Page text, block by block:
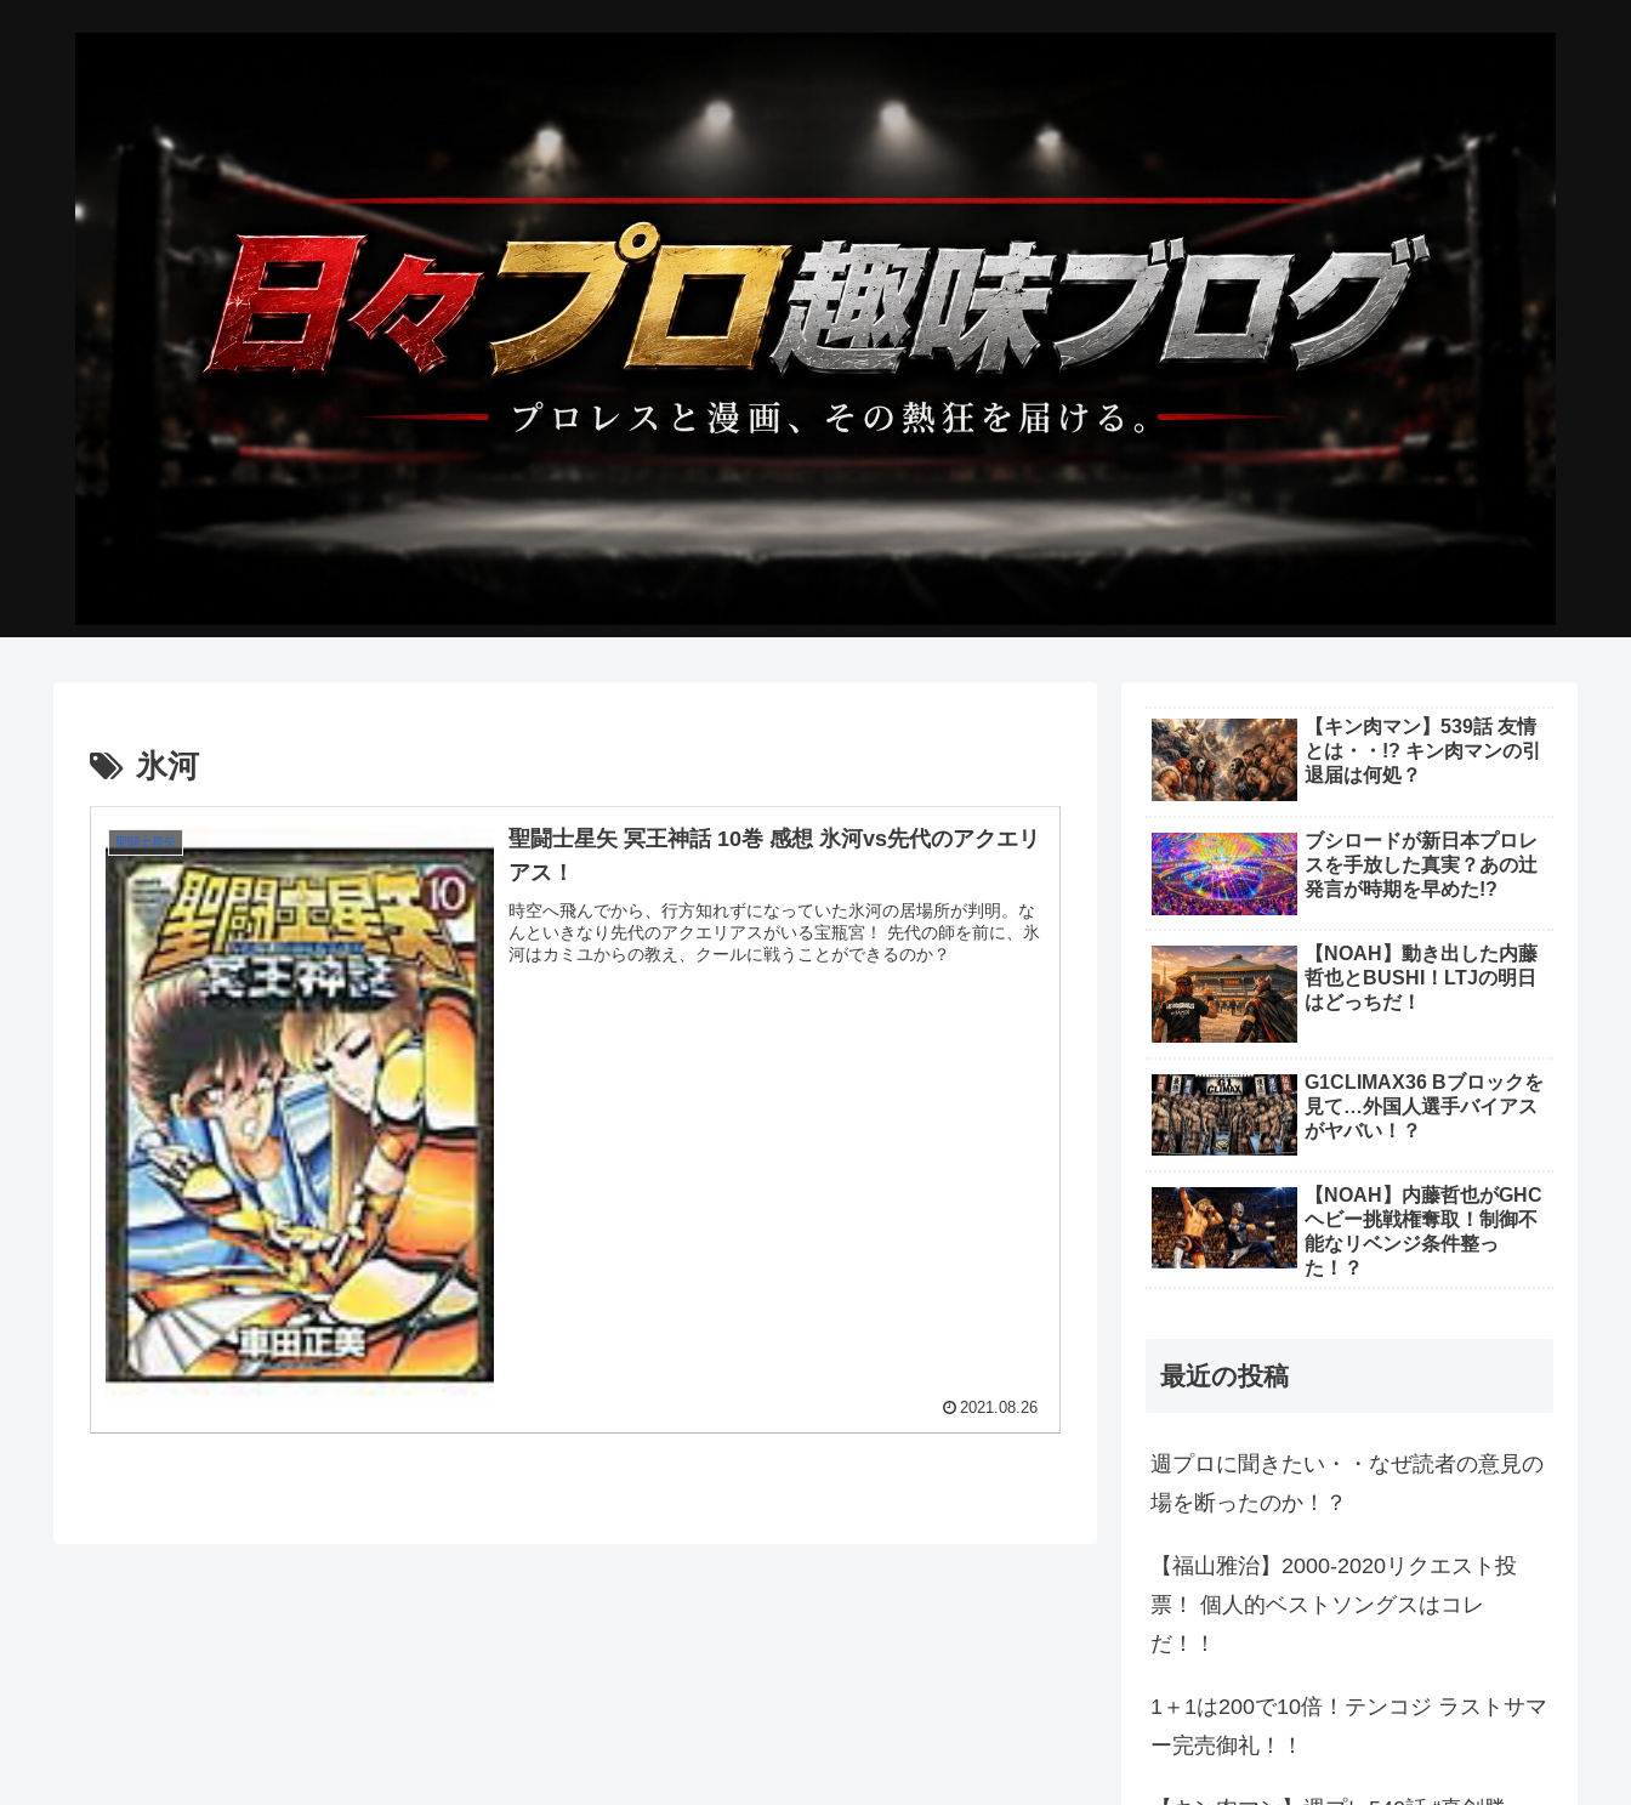
氷河
聖闘士星矢
聖闘士星矢 冥王神話 10巻 感想 氷河vs先代のアクエリ
アス！
時空へ飛んでから、行方知れずになっていた氷河の居場所が判明。な
んといきなり先代のアクエリアスがいる宝瓶宮！ 先代の師を前に、氷
河はカミユからの教え、クールに戦うことができるのか？
2021.08.26
【キン肉マン】539話 友情
とは・・!? キン肉マンの引
退届は何処？
ブシロードが新日本プロレ
スを手放した真実？あの辻
発言が時期を早めた!?
【NOAH】動き出した内藤
哲也とBUSHI！LTJの明日
はどっちだ！
G1CLIMAX36 Bブロックを
見て…外国人選手バイアス
がヤバい！？
【NOAH】内藤哲也がGHC
ヘビー挑戦権奪取！制御不
能なリベンジ条件整っ
た！？
最近の投稿
週プロに聞きたい・・なぜ読者の意見の
場を断ったのか！？
【福山雅治】2000-2020リクエスト投
票！ 個人的ベストソングスはコレ
だ！！
1＋1は200で10倍！テンコジ ラストサマ
ー完売御礼！！